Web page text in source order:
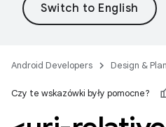
Android Developers Design & Plan
Czy te wskazówki były pomocne?